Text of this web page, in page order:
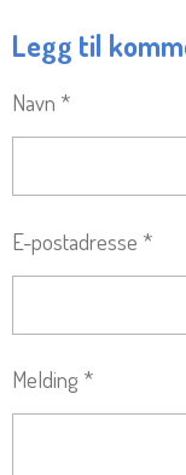
E
Legg til
Navn *
E-postadresse *
Melding *